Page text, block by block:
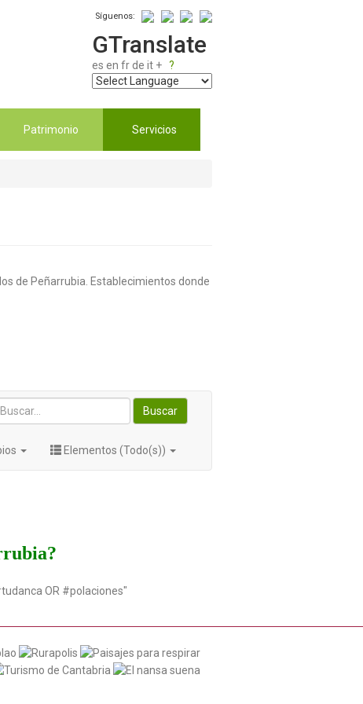
Síguenos:
GTranslate
es en fr de it + ?
Patrimonio Servicios
de Peñarrubia. Establecimientos donde
Buscar
Elementos (Todo(s))
OR #polaciones"